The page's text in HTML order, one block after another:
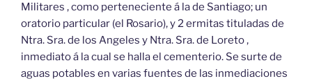
Militares , como perteneciente á la de Santiago; un
oratorio particular (el Rosario), y 2 ermitas tituladas de
Ntra. Sra. de los Angeles y Ntra. Sra. de Loreto ,
inmediato á la cual se halla el cementerio. Se surte de
aguas potables en varias fuentes de las inmediaciones